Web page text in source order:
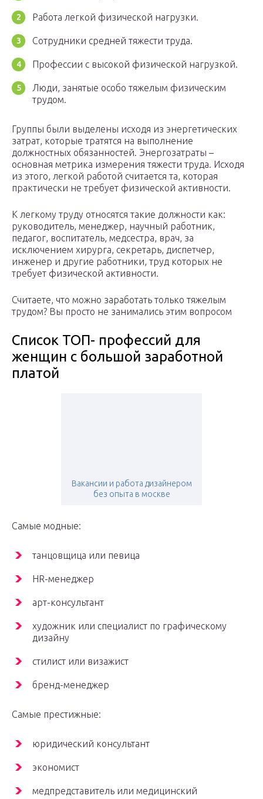
Работа легкой физической нагрузки.
Сотрудники средней тяжести труда.
Профессии с высокой физической нагрузкой.
Люди, занятые особо тяжелым физическим
трудом.
Группы были выделены исходя из энергетических
затрат, которые тратятся на выполнение
должностных обязанностей. Энергозатраты –
основная метрика измерения тяжести труда. Исходя
из этого, легкой работой считается та, которая
практически не требует физической активности.
К легкому труду относятся такие должности как:
руководитель, менеджер, научный работник,
педагог, воспитатель, медсестра, врач, за
исключением хирурга, секретарь, диспетчер,
инженер и другие работники, труд которых не
требует физической активности.
Считаете, что можно заработать только тяжелым
трудом? Вы просто не занимались этим вопросом
Список ТОП- профессий для
женщин с большой заработной
платой
Вакансии и работа дизайнером
без опыта в москве
Самые модные:
танцовщица или певица
HR-менеджер
арт-консультант
художник или специалист по графическому
дизайну
стилист или визажист
бренд-менеджер
Самые престижные:
юридический консультант
экономист
медпредставитель или медицинский